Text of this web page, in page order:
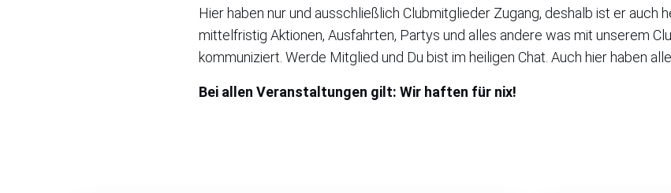
Hier haben nur und ausschließlich Clubmitglieder Zugang, deshalb ist er auch
mittelfristig Aktionen, Ausfahrten, Partys und alles andere was mit unserem
kommuniziert. Werde Mitglied und Du bist im heiligen Chat. Auch hier haben
Bei allen Veranstaltungen gilt: Wir haften für nix!